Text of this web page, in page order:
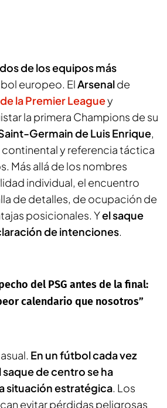
dos de los equipos más
europeo. ElArsenalde
la Premier Leaguey
la primera Champions de su
Germain de Luis Enrique,
y referencia táctica
Más allá de los nombres
individual, el encuentro
de detalles, de ocupación de
posicionales. Yel saque
de intenciones.
del PSG antes de la final:
calendario que nosotros”
En un fútbol cada vez
de centro se ha
situación estratégica. Los
evitar pérdidas peligrosas